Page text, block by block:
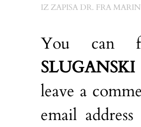
IZ ZAPISA DR. FRA
You can
leave a
email